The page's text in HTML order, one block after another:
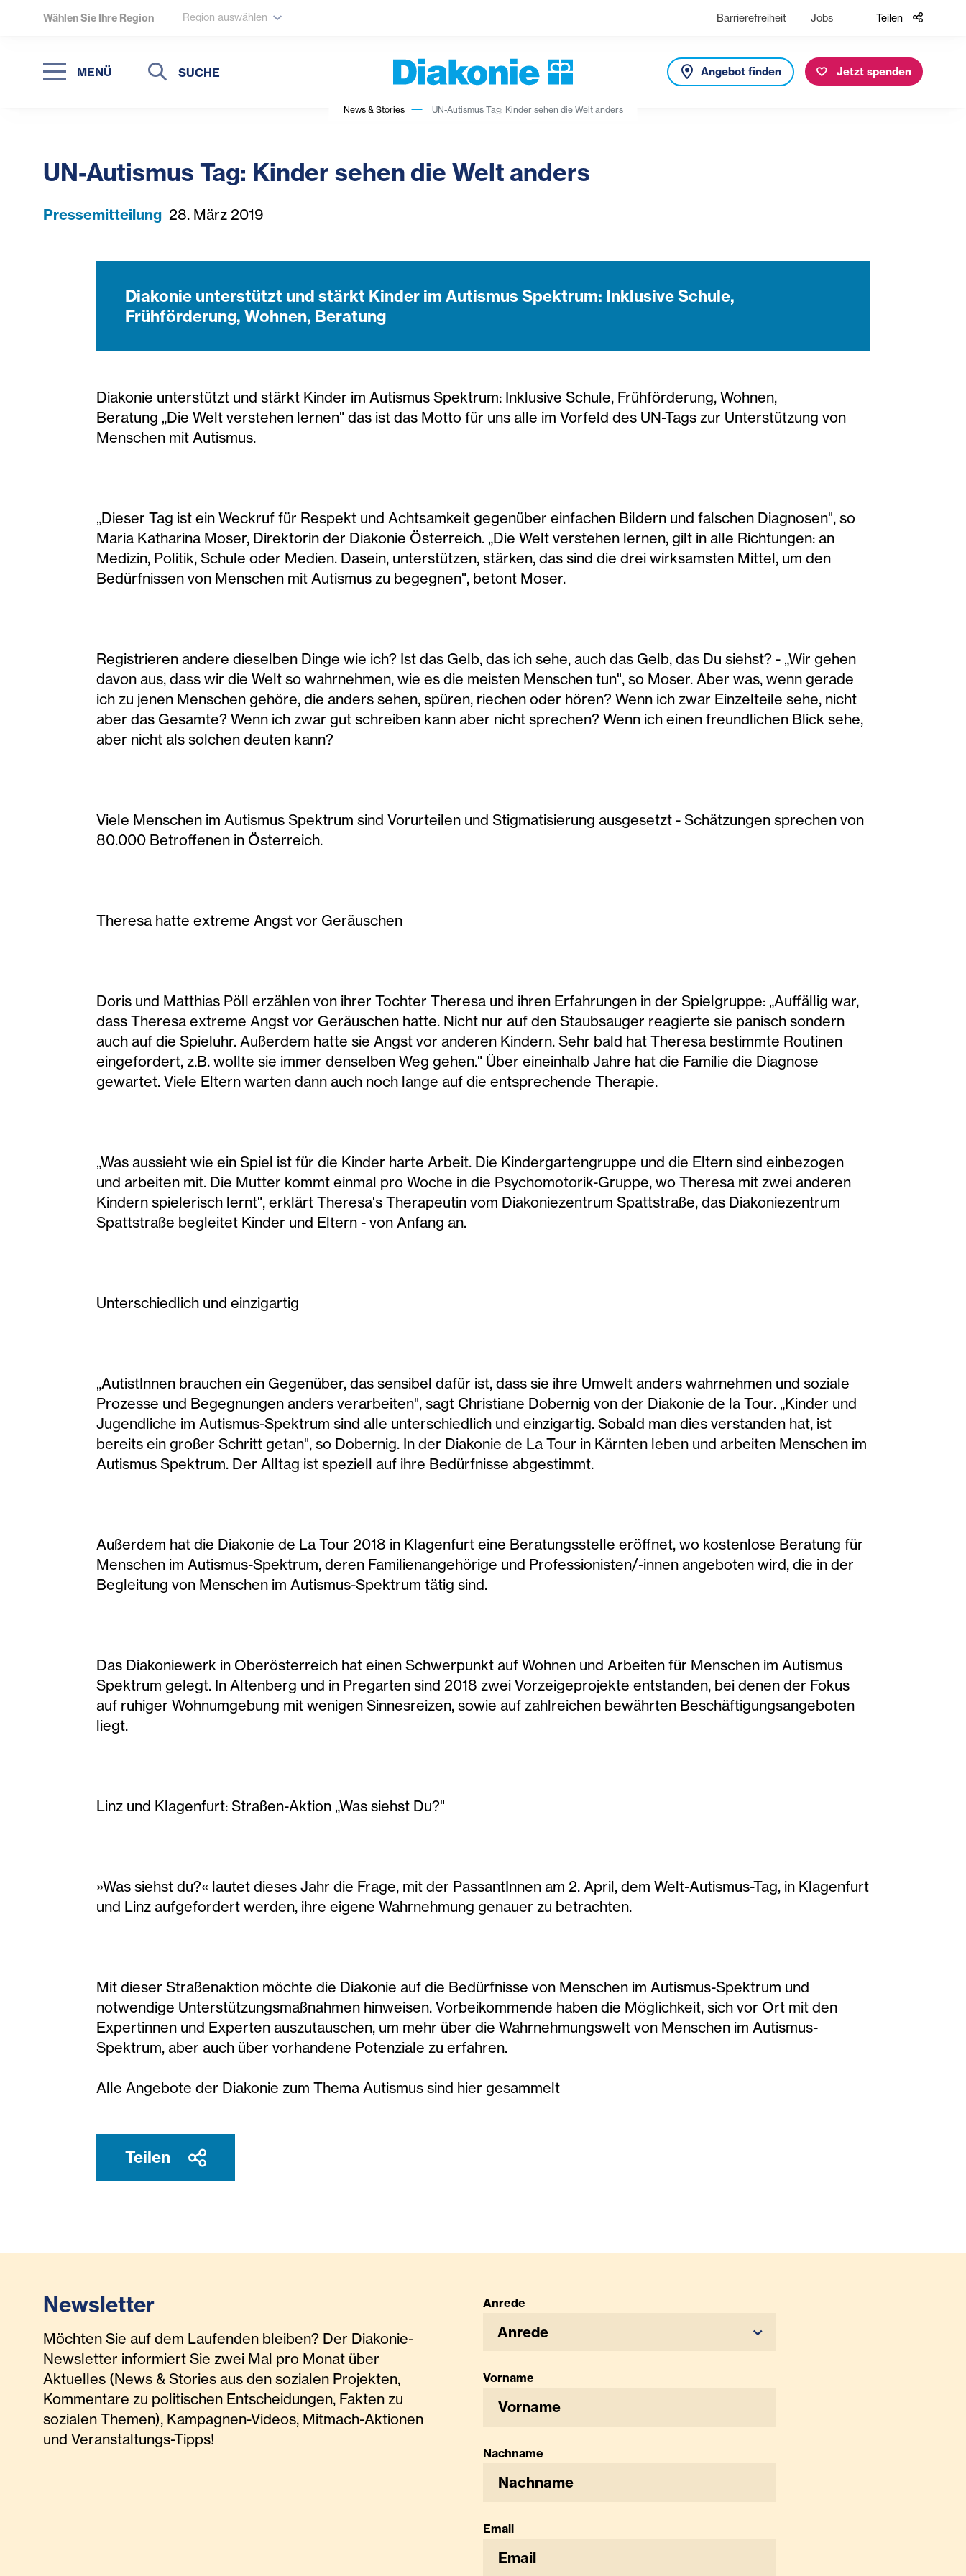
Wählen Sie Ihre Region Region auswählen Barrierefreiheit Jobs Teilen
MENÜ
Suche
Suche
Angebot finden Jetzt spenden
News & Stories UN-Autismus Tag: Kinder sehen die Welt anders
UN-Autismus Tag: Kinder sehen die Welt anders
Pressemitteilung 28. März 2019
Diakonie unterstützt und stärkt Kinder im Autismus Spektrum: Inklusive Schule,
Frühförderung, Wohnen, Beratung
Diakonie unterstützt und stärkt Kinder im Autismus Spektrum: Inklusive Schule, Frühförderung, Wohnen,
Beratung „Die Welt verstehen lernen" das ist das Motto für uns alle im Vorfeld des UN-Tags zur Unterstützung von
Menschen mit Autismus.
„Dieser Tag ist ein Weckruf für Respekt und Achtsamkeit gegenüber einfachen Bildern und falschen Diagnosen", so
Maria Katharina Moser, Direktorin der Diakonie Österreich. „Die Welt verstehen lernen, gilt in alle Richtungen: an
Medizin, Politik, Schule oder Medien. Dasein, unterstützen, stärken, das sind die drei wirksamsten Mittel, um den
Bedürfnissen von Menschen mit Autismus zu begegnen", betont Moser.
Registrieren andere dieselben Dinge wie ich? Ist das Gelb, das ich sehe, auch das Gelb, das Du siehst? - „Wir gehen
davon aus, dass wir die Welt so wahrnehmen, wie es die meisten Menschen tun", so Moser. Aber was, wenn gerade
ich zu jenen Menschen gehöre, die anders sehen, spüren, riechen oder hören? Wenn ich zwar Einzelteile sehe, nicht
aber das Gesamte? Wenn ich zwar gut schreiben kann aber nicht sprechen? Wenn ich einen freundlichen Blick sehe,
aber nicht als solchen deuten kann?
Viele Menschen im Autismus Spektrum sind Vorurteilen und Stigmatisierung ausgesetzt - Schätzungen sprechen von
80.000 Betroffenen in Österreich.
Theresa hatte extreme Angst vor Geräuschen
Doris und Matthias Pöll erzählen von ihrer Tochter Theresa und ihren Erfahrungen in der Spielgruppe: „Auffällig war,
dass Theresa extreme Angst vor Geräuschen hatte. Nicht nur auf den Staubsauger reagierte sie panisch sondern
auch auf die Spieluhr. Außerdem hatte sie Angst vor anderen Kindern. Sehr bald hat Theresa bestimmte Routinen
eingefordert, z.B. wollte sie immer denselben Weg gehen." Über eineinhalb Jahre hat die Familie die Diagnose
gewartet. Viele Eltern warten dann auch noch lange auf die entsprechende Therapie.
„Was aussieht wie ein Spiel ist für die Kinder harte Arbeit. Die Kindergartengruppe und die Eltern sind einbezogen
und arbeiten mit. Die Mutter kommt einmal pro Woche in die Psychomotorik-Gruppe, wo Theresa mit zwei anderen
Kindern spielerisch lernt", erklärt Theresa's Therapeutin vom Diakoniezentrum Spattstraße, das Diakoniezentrum
Spattstraße begleitet Kinder und Eltern - von Anfang an.
Unterschiedlich und einzigartig
„AutistInnen brauchen ein Gegenüber, das sensibel dafür ist, dass sie ihre Umwelt anders wahrnehmen und soziale
Prozesse und Begegnungen anders verarbeiten", sagt Christiane Dobernig von der Diakonie de la Tour. „Kinder und
Jugendliche im Autismus-Spektrum sind alle unterschiedlich und einzigartig. Sobald man dies verstanden hat, ist
bereits ein großer Schritt getan", so Dobernig. In der Diakonie de La Tour in Kärnten leben und arbeiten Menschen im
Autismus Spektrum. Der Alltag ist speziell auf ihre Bedürfnisse abgestimmt.
Außerdem hat die Diakonie de La Tour 2018 in Klagenfurt eine Beratungsstelle eröffnet, wo kostenlose Beratung für
Menschen im Autismus-Spektrum, deren Familienangehörige und Professionisten/-innen angeboten wird, die in der
Begleitung von Menschen im Autismus-Spektrum tätig sind.
Das Diakoniewerk in Oberösterreich hat einen Schwerpunkt auf Wohnen und Arbeiten für Menschen im Autismus
Spektrum gelegt. In Altenberg und in Pregarten sind 2018 zwei Vorzeigeprojekte entstanden, bei denen der Fokus
auf ruhiger Wohnumgebung mit wenigen Sinnesreizen, sowie auf zahlreichen bewährten Beschäftigungsangeboten
liegt.
Linz und Klagenfurt: Straßen-Aktion „Was siehst Du?"
»Was siehst du?« lautet dieses Jahr die Frage, mit der PassantInnen am 2. April, dem Welt-Autismus-Tag, in Klagenfurt
und Linz aufgefordert werden, ihre eigene Wahrnehmung genauer zu betrachten.
Mit dieser Straßenaktion möchte die Diakonie auf die Bedürfnisse von Menschen im Autismus-Spektrum und
notwendige Unterstützungsmaßnahmen hinweisen. Vorbeikommende haben die Möglichkeit, sich vor Ort mit den
Expertinnen und Experten auszutauschen, um mehr über die Wahrnehmungswelt von Menschen im Autismus-
Spektrum, aber auch über vorhandene Potenziale zu erfahren.
Alle Angebote der Diakonie zum Thema Autismus sind hier gesammelt
Teilen
Newsletter
Möchten Sie auf dem Laufenden bleiben? Der Diakonie-
Newsletter informiert Sie zwei Mal pro Monat über
Aktuelles (News & Stories aus den sozialen Projekten,
Kommentare zu politischen Entscheidungen, Fakten zu
sozialen Themen), Kampagnen-Videos, Mitmach-Aktionen
und Veranstaltungs-Tipps!
Anrede
Anrede
Vorname
Nachname
Email